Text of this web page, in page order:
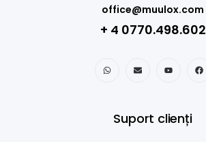
office@muulox.com
+ 4 0770.498.602
Suport clienți